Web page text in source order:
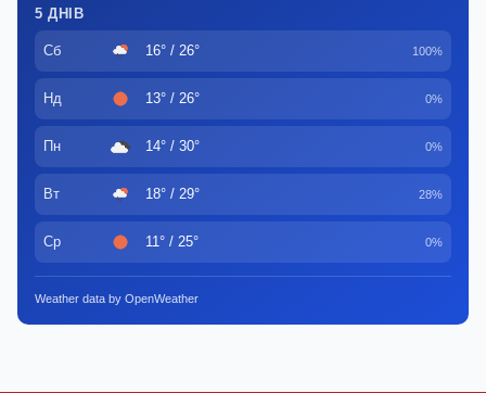
5 ДНІВ
Сб 16° / 26° 100%
Нд 13° / 26° 0%
Пн 14° / 30° 0%
Вт 18° / 29° 28%
Ср 11° / 25° 0%
Weather data by OpenWeather